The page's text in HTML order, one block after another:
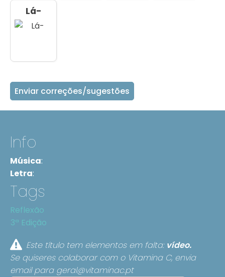
Lá-
Enviar correções/sugestões
Info
Música:
Letra:
Tags
Reflexão
3ª Edição
Este título tem elementos em falta: vídeo.
Se quiseres colaborar com o Vitamina C, envia
email para geral@vitaminac.pt